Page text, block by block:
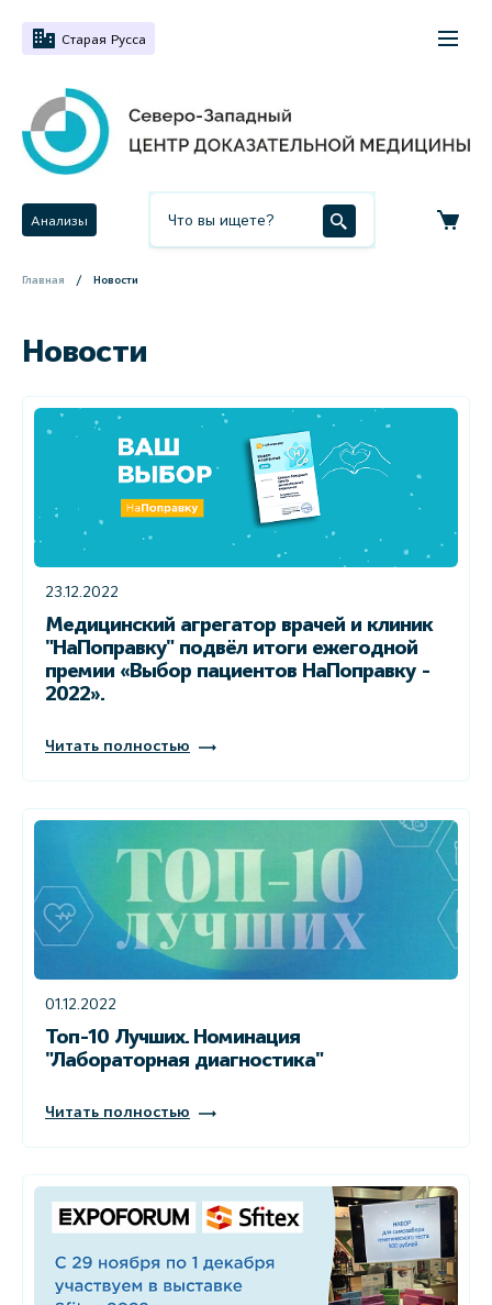
Старая Русса
Анализы
Главная Новости
Новости
23.12.2022
Медицинский агрегатор врачей и клиник
"НаПоправку" подвёл итоги ежегодной
премии «Выбор пациентов НаПоправку -
2022».
Читать полностью
01.12.2022
Топ-10 Лучших. Номинация
"Лабораторная диагностика"
Читать полностью